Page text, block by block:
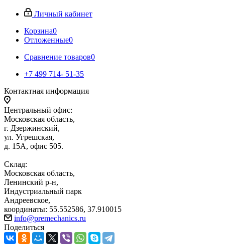
Личный кабинет
Корзина0
Отложенные0
Сравнение товаров0
+7 499 714- 51-35
Контактная информация
Центральный офис:
Московская область,
г. Дзержинский,
ул. Угрешская,
д. 15А, офис 505.
Склад:
Московская область,
Ленинский р-н,
Индустриальный парк
Андреевское,
координаты: 55.552586, 37.910015
info@premechanics.ru
Поделиться